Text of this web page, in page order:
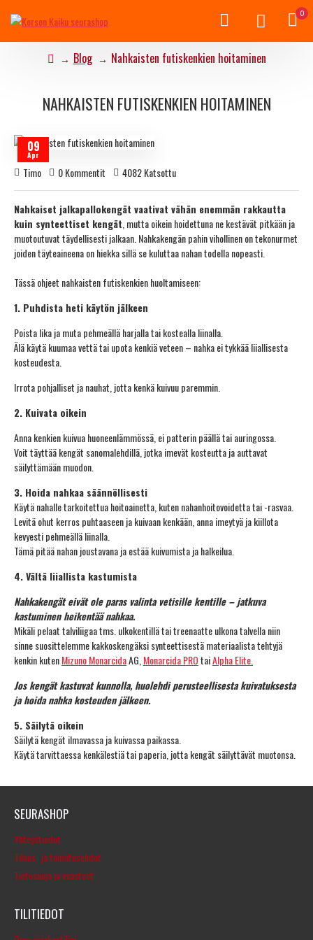
0
Blog Nahkaisten futiskenkien hoitaminen
NAHKAISTEN FUTISKENKIEN HOITAMINEN
09
Apr
Timo 0 Kommentit 4082 Katsottu
Nahkaiset jalkapallokengät vaativat vähän enemmän rakkautta
kuin synteettiset kengät, mutta oikein hoidettuna ne kestävät pitkään ja
muotoutuvat täydellisesti jalkaan. Nahkakengän pahin vihollinen on tekonurmet
joiden täyteaineena on hiekka sillä se kuluttaa nahan todella nopeasti.
Tässä ohjeet nahkaisten futiskenkien huoltamiseen:
1. Puhdista heti käytön jälkeen
Poista lika ja muta pehmeällä harjalla tai kostealla liinalla.
Älä käytä kuumaa vettä tai upota kenkiä veteen – nahka ei tykkää liiallisesta
kosteudesta.
Irrota pohjalliset ja nauhat, jotta kenkä kuivuu paremmin.
2. Kuivata oikein
Anna kenkien kuivua huoneenlämmössä, ei patterin päällä tai auringossa.
Voit täyttää kengät sanomalehdillä, jotka imevät kosteutta ja auttavat
säilyttämään muodon.
3. Hoida nahkaa säännöllisesti
Käytä nahalle tarkoitettua hoitoainetta, kuten nahanhoitovoidetta tai -rasvaa.
Levitä ohut kerros puhtaaseen ja kuivaan kenkään, anna imeytyä ja kiillota
kevyesti pehmeällä liinalla.
Tämä pitää nahan joustavana ja estää kuivumista ja halkeilua.
4. Vältä liiallista kastumista
Nahkakengät eivät ole paras valinta vetisille kentille – jatkuva
kastuminen heikentää nahkaa.
Mikäli pelaat talviliigaa tms. ulkokentillä tai treenaatte ulkona talvella niin
sinne suosittelemme kakkoskengäksi synteettisestä materiaalista tehtyjä
kenkin kutenMizuno MonarcidaAG,Monarcida PROtaiAlpha Elite.
Jos kengät kastuvat kunnolla, huolehdi perusteellisesta kuivatuksesta
ja hoida nahka kosteuden jälkeen.
5. Säilytä oikein
Säilytä kengät ilmavassa ja kuivassa paikassa.
Käytä tarvittaessa kenkälestiä tai paperia, jotta kengät säilyttävät muotonsa.
SEURASHOP
Yhteystiedot
Tilaus- ja toimitusehdot
Tietosuoja ja evästeet
TILITIEDOT